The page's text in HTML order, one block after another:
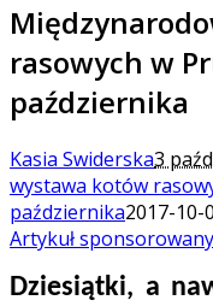
rasowych w
października
Kasia Swiderska3
wystawa kotów
października2017-10-
Artykuł sponsorowany
Dziesiątki, a